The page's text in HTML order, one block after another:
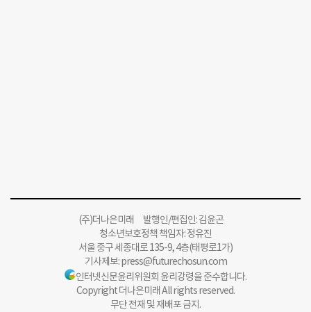
(주)더나은미래 발행인/편집인: 김윤곤
청소년보호정책 책임자: 정유진
서울 중구 세종대로 135-9, 4층(태평로1가)
기사제보:press@futurechosun.com
인터넷신문윤리위원회 윤리강령을 준수합니다.
Copyright 더나은미래 All rights reserved.
무단 전재 및 재배포 금지.